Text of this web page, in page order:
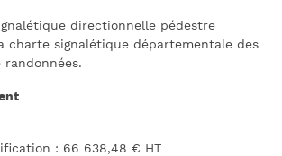
directionnelle pédestre
charte signalétique départementale des
: 66 638,48 € HT